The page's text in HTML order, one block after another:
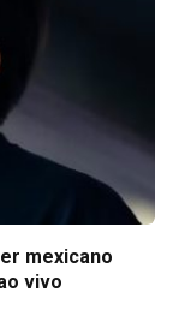
mexicano
vivo